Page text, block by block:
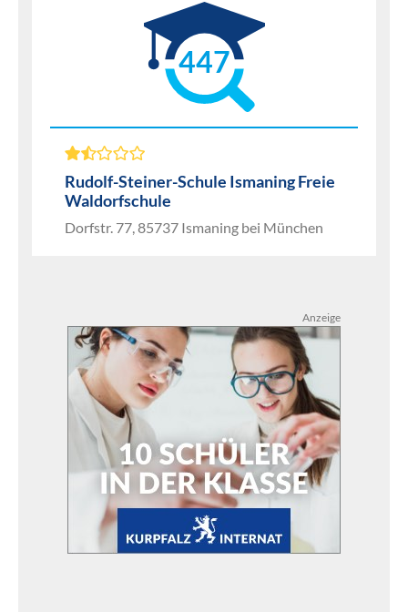
447
Rudolf-Steiner-Schule Ismaning Freie
Waldorfschule
Dorfstr. 77, 85737 Ismaning bei München
Anzeige